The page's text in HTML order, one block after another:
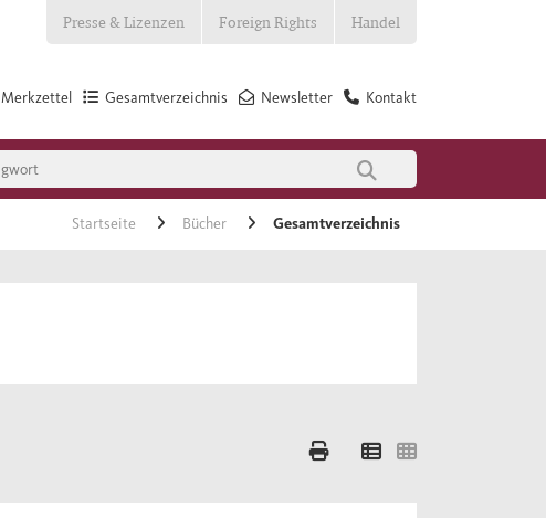
Presse & Lizenzen Foreign Rights Handel
Kontakt
Newsletter
Gesamtverzeichnis
Merkzettel
Startseite Bücher Gesamtverzeichnis